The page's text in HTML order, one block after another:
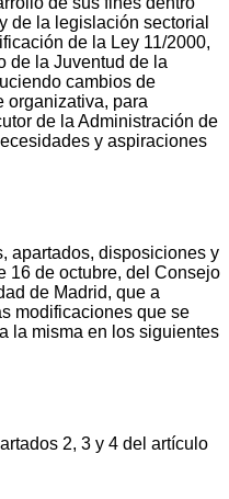
de la legislación sectorial
de la Ley 11/2000,
de la Juventud de la
cambios de
organizativa, para
de la Administración de
y aspiraciones
apartados, disposiciones y
16 de octubre, del Consejo
de Madrid, que a
modificaciones que se
la misma en los siguientes
2, 3 y 4 del artículo